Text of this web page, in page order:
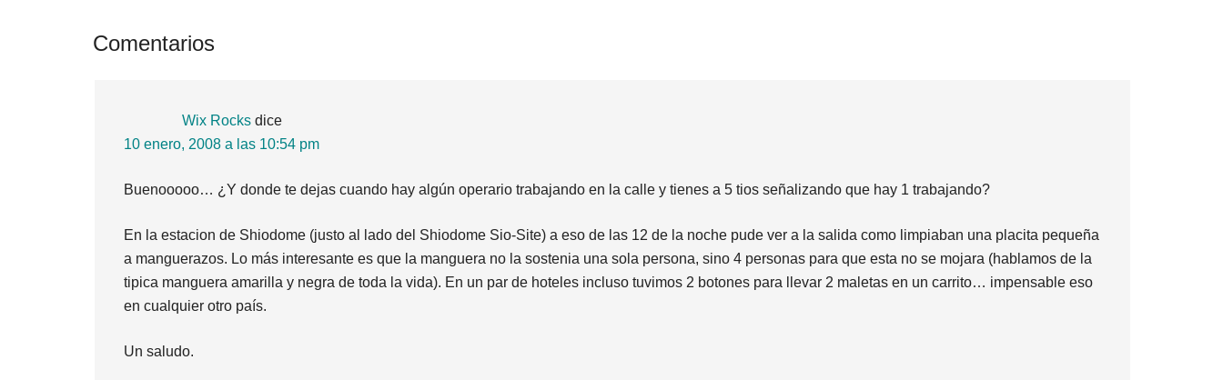
Interacciones
lectores
Comentarios
Wix Rocks dice
10 enero, 2008 a las 10:54 pm
Buenooooo… ¿Y donde te dejas cuando hay algún operario trabajando en la calle y tienes a 5 tios señalizando que hay 1 trabajando?
En la estacion de Shiodome (justo al lado del Shiodome Sio-Site) a eso de las 12 de la noche pude ver a la salida como limpiaban una placita pequeña
a manguerazos. Lo más interesante es que la manguera no la sostenia una sola persona, sino 4 personas para que esta no se mojara (hablamos de la
tipica manguera amarilla y negra de toda la vida). En un par de hoteles incluso tuvimos 2 botones para llevar 2 maletas en un carrito… impensable eso
en cualquier otro país.
Un saludo.